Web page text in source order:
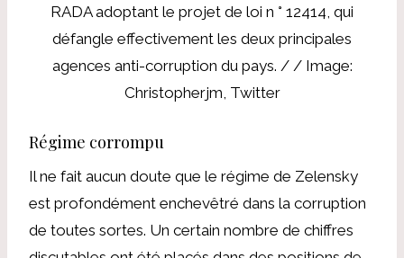
RADA adoptant le projet de loi n ° 12414, qui
défangle effectivement les deux principales
agences anti-corruption du pays. / / Image:
Christopherjm, Twitter
Régime corrompu
Il ne fait aucun doute que le régime de Zelensky
est profondément enchevêtré dans la corruption
de toutes sortes. Un certain nombre de chiffres